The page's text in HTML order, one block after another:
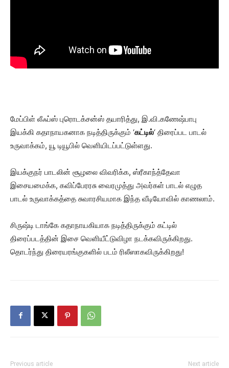
மேப்பிள் லீஃப்ஸ் புரொடக்சன்ஸ் தயாரித்து, இ.வி.கணேஷ்பாபு
இயக்கி கதாநாயகனாக நடித்திருக்கும் ‘கட்டில்‘ திரைப்பட பாடல்
உருவாக்கம், யூ டியூபில் வெளியிடப்பட்டுள்ளது.
இயக்குநர் பாடலின் சூழலை விவரிக்க, ஸ்ரீகாந்த்தேவா
இசையமைக்க, கவிப்பேரரசு வைரமுத்து அவர்கள் பாடல் எழுத
பாடல் உருவாக்கத்தை சுவாரசியமாக இந்த வீடியோவில் காணலாம்.
சிருஷ்டி டாங்கே கதாநாயகியாக நடித்திருக்கும் கட்டில்
திரைப்படத்தின் இசை வெளியீட்டுவிழா நடக்கவிருக்கிறது.
தொடர்ந்து திரையரங்குகளில் படம் ரிலீஸாகவிருக்கிறது!
Previous article Next article